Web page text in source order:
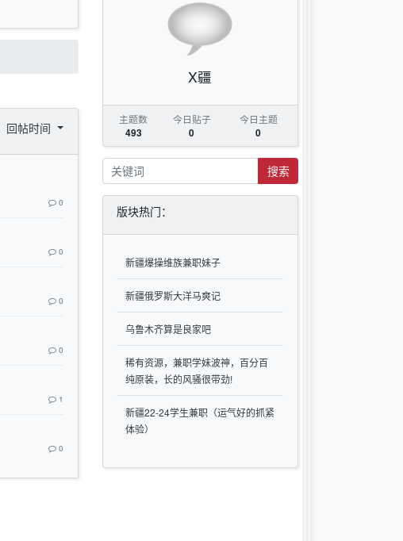
回帖时间
0
0
0
0
1
0
X疆
主题数
493
今日贴子
0
今日主题
0
搜索
版块热门：
新疆爆操维族兼职妹子
新疆俄罗斯大洋马爽记
乌鲁木齐算是良家吧
稀有资源，兼职学妹波神，百分百
纯原装，长的风骚很带劲!
新疆22-24学生兼职（运气好的抓紧
体验）